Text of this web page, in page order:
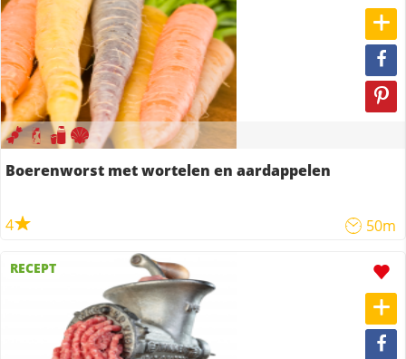
Boerenworst met wortelen en aardappelen
4 50m
RECEPT